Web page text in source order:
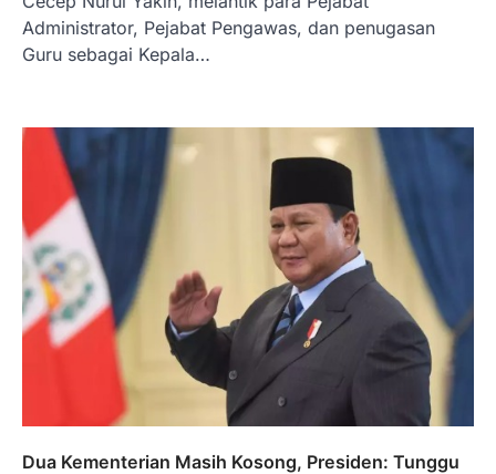
Administrator, Pejabat Pengawas, dan penugasan
Guru sebagai Kepala…
Dua Kementerian Masih Kosong, Presiden: Tunggu